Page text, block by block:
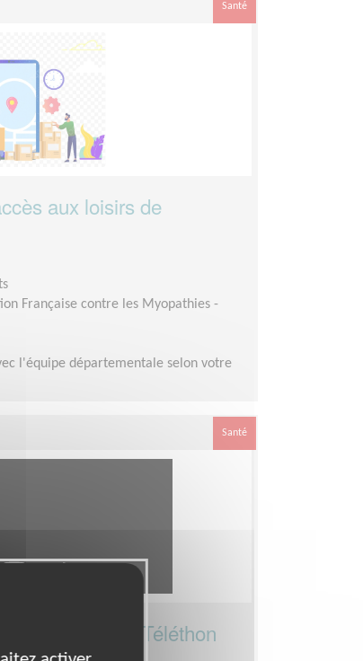
Santé
aux loisirs de
Française contre les Myopathies -
l'équipe départementale selon votre
Santé
pour le Téléthon